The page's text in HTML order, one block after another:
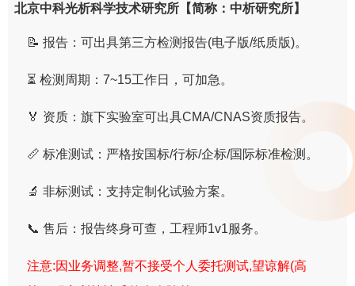
北京中科光析科学技术研究所【简称：中析研究所】
📝 报告：可出具第三方检测报告(电子版/纸质版)。
⏳ 检测周期：7~15工作日，可加急。
🏅 资质：旗下实验室可出具CMA/CNAS资质报告。
📏 标准测试：严格按国标/行标/企标/国际标准检测。
🔬 非标测试：支持定制化试验方案。
📞 售后：报告终身可查，工程师1v1服务。
注意:因业务调整,暂不接受个人委托测试,望谅解(高